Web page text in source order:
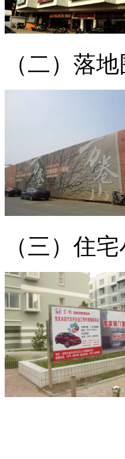
（二）落
（三 ）住